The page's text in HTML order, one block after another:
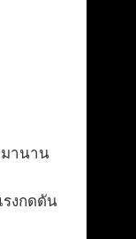
มานาน
รงกดดัน